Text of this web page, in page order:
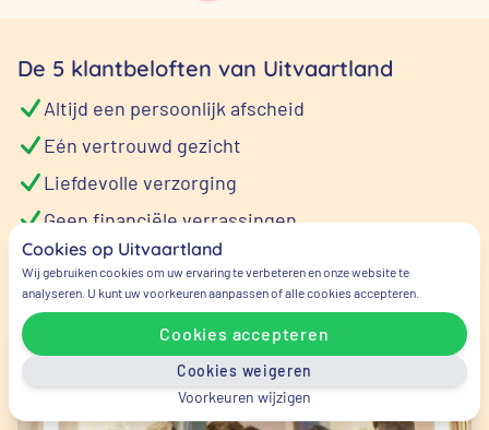
De 5 klantbeloften van Uitvaartland
Altijd een persoonlijk afscheid
Eén vertrouwd gezicht
Liefdevolle verzorging
Geen financiële verrassingen
Altijd bereikbaar, dag en nacht
Cookies op Uitvaartland
Wij gebruiken cookies om uw ervaring te verbeteren en onze website te
analyseren. U kunt uw voorkeuren aanpassen of alle cookies accepteren.
Cookies accepteren
Cookies weigeren
Voorkeuren wijzigen